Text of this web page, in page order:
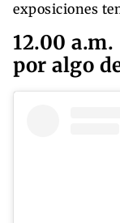
exposiciones
12.00
por algo